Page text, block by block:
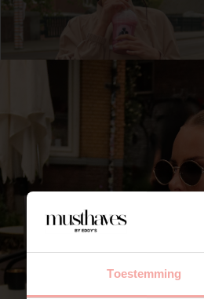
Toestemming
GIGI JACKET - SANDY
€55,99